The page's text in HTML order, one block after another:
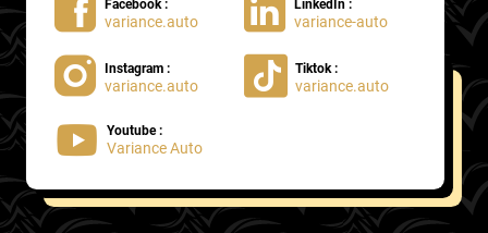
Facebook :
variance.auto
LinkedIn :
variance-auto
Instagram :
variance.auto
Tiktok :
variance.auto
Youtube :
Variance Auto